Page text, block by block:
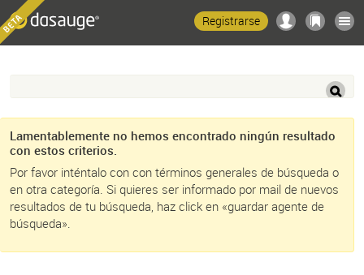
Registrarse
Lamentablemente no hemos encontrado ningún resultado
con estos criterios.
Por favor inténtalo con con términos generales de búsqueda o
en otra categoría. Si quieres ser informado por mail de nuevos
resultados de tu búsqueda, haz click en «guardar agente de
búsqueda».